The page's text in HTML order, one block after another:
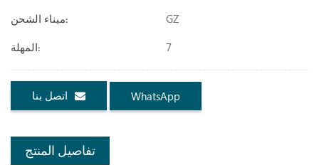
ميناء الشحن: GZ
المهلة: 7
اتصل بنا WhatsApp
تفاصيل المنتج